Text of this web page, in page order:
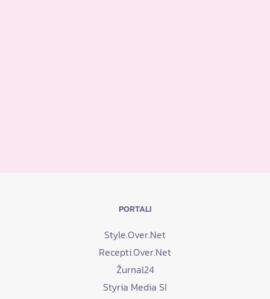
PORTALI
Style.Over.Net
Recepti.Over.Net
Žurnal24
Styria Media SI